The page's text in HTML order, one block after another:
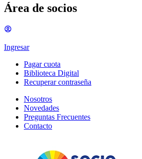
Área de socios
Ingresar
Pagar cuota
Biblioteca Digital
Recuperar contraseña
Nosotros
Novedades
Preguntas Frecuentes
Contacto